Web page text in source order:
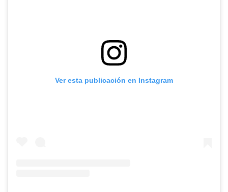
Ver esta publicación en Instagram